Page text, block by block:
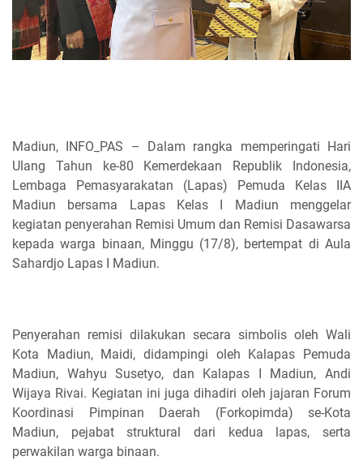
Madiun, INFO_PAS – Dalam rangka memperingati Hari
Ulang Tahun ke-80 Kemerdekaan Republik Indonesia,
Lembaga Pemasyarakatan (Lapas) Pemuda Kelas IIA
Madiun bersama Lapas Kelas I Madiun menggelar
kegiatan penyerahan Remisi Umum dan Remisi Dasawarsa
kepada warga binaan, Minggu (17/8), bertempat di Aula
Sahardjo Lapas I Madiun.
Penyerahan remisi dilakukan secara simbolis oleh Wali
Kota Madiun, Maidi, didampingi oleh Kalapas Pemuda
Madiun, Wahyu Susetyo, dan Kalapas I Madiun, Andi
Wijaya Rivai. Kegiatan ini juga dihadiri oleh jajaran Forum
Koordinasi Pimpinan Daerah (Forkopimda) se-Kota
Madiun, pejabat struktural dari kedua lapas, serta
perwakilan warga binaan.